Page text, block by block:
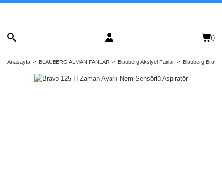
()
Anasayfa BLAUBERG ALMAN FANLAR Blauberg Aksiyel Fanlar Blauberg Bravo